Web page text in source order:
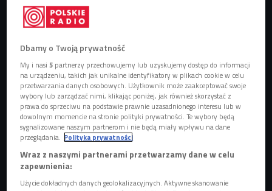
Fawzia Koofi to popularna afgańska polityk, bojowniczka o
prawa kobiet i dzieci, członkini parlamentu. Przygotowuje
się do kampanii prezydenckiej w 2014 r. Napisała książkę
"Listy do moich córek. Między terrorem a nadzieją" Znana
polityk już od pierwszych minut swego życia poznała, co to
znaczy być kobietą w Afganistanie.
O silnych kobietach na ważnych stanowiskach, o
łamaniu stereotypów w różnych stronach świata
rozmawialiśmy w dniu 24 stycznia w audycji "Na cztery
ręce" z doktor Katarzyną Górak-Sosnowską z Katedry
Dbamy o Twoją prywatność
My i nasi5 partnerzy przechowujemy lub uzyskujemy dostęp do informacji
na urządzeniu, takich jak unikalne identyfikatory w plikach cookie w celu
przetwarzania danych osobowych. Użytkownik może zaakceptować swoje
wybory lub zarządzać nimi, klikając poniżej, jak również skorzystać z
prawa do sprzeciwu na podstawie prawnie uzasadnionego interesu lub w
dowolnym momencie na stronie polityki prywatności. Te wybory będą
sygnalizowane naszym partnerom i nie będą miały wpływu na dane
przeglądania. Polityka prywatności
Wraz z naszymi partnerami przetwarzamy dane w celu
zapewnienia:
Użycie dokładnych danych geolokalizacyjnych. Aktywne skanowanie